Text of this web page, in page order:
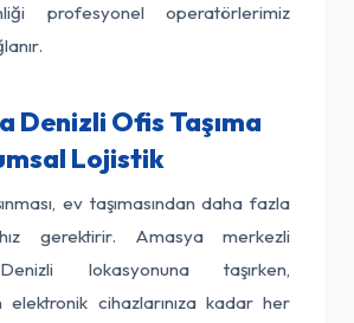
profesyonel operatörlerimiz
Denizli Ofis Taşıma
Lojistik
ev taşımasından daha fazla
gerektirir. Amasya merkezli
lokasyonuna taşırken,
elektronik cihazlarınıza kadar her